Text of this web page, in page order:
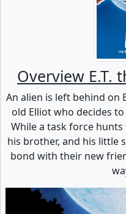
Overview E.T.
An alien is left behind on
old Elliot who decides
While a task force
his brother, and his little
bond with their new